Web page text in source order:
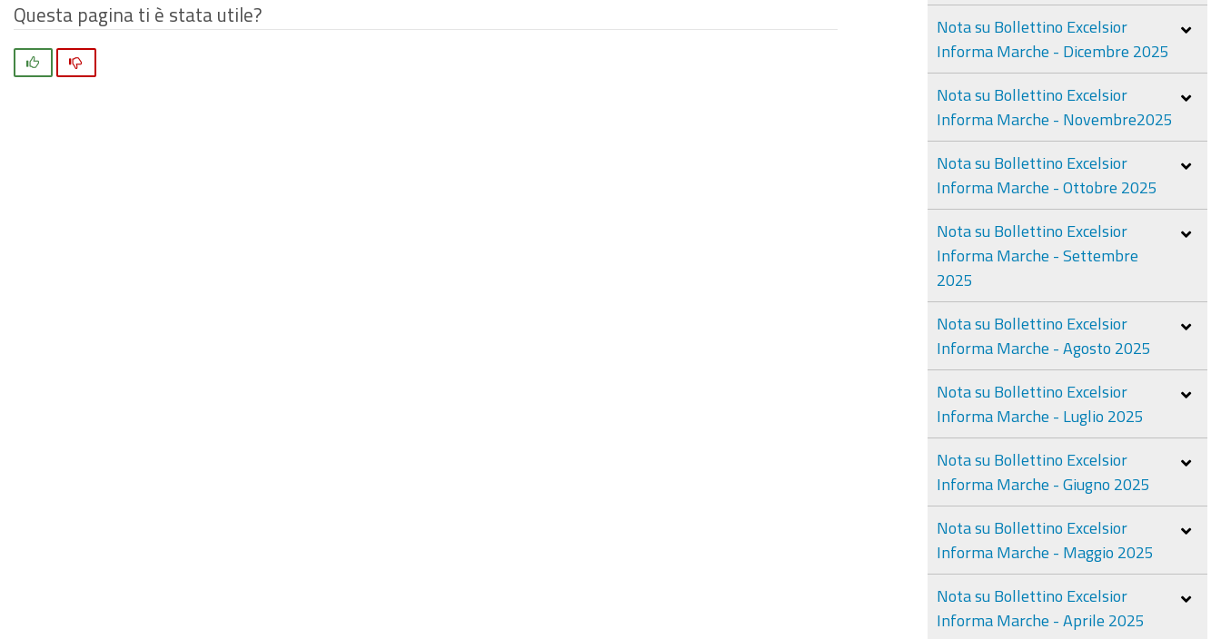
documento
Questa pagina ti è stata utile?
Nota su Bollettino Excelsior
Informa Marche - Dicembre 2025
Nota su Bollettino Excelsior
Informa Marche - Novembre2025
Nota su Bollettino Excelsior
Informa Marche - Ottobre 2025
Nota su Bollettino Excelsior
Informa Marche - Settembre
2025
Nota su Bollettino Excelsior
Informa Marche - Agosto 2025
Nota su Bollettino Excelsior
Informa Marche - Luglio 2025
Nota su Bollettino Excelsior
Informa Marche - Giugno 2025
Nota su Bollettino Excelsior
Informa Marche - Maggio 2025
Nota su Bollettino Excelsior
Informa Marche - Aprile 2025